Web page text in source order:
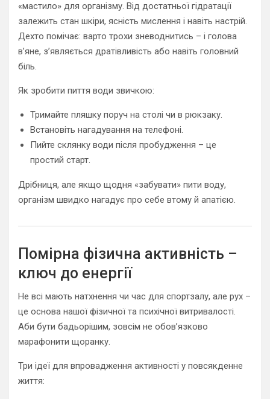
«мастило» для організму. Від достатньої гідратації
залежить стан шкіри, ясність мислення і навіть настрій.
Дехто помічає: варто трохи зневоднитись – і голова
в’яне, з’являється дратівливість або навіть головний
біль.
Як зробити пиття води звичкою:
Тримайте пляшку поруч на столі чи в рюкзаку.
Встановіть нагадування на телефоні.
Пийте склянку води після пробудження – це
простий старт.
Дрібниця, але якщо щодня «забувати» пити воду,
організм швидко нагадує про себе втому й апатією.
Помірна фізична активність –
ключ до енергії
Не всі мають натхнення чи час для спортзалу, але рух –
це основа нашої фізичної та психічної витривалості.
Аби бути бадьорішим, зовсім не обов’язково
марафонити щоранку.
Три ідеї для впровадження активності у повсякденне
життя: